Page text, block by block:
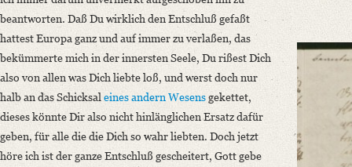
OAI Id: 335973167
Bibliography: Krisenjahre der Frühromantik. Briefe aus dem
97‒100.
Incipit: „[1] [Dresden 14. Januar 1810]
Mein geliebtester Bruder
Dein Brief enthält so viel melancholisches für mich, daß ich immer
Manuscript
Provider: Dresden, Sächsische Landesbibliothek - Staats- und
beantworten. Daß Du wirklich den Entschluß gefaßt
hattest Europa ganz und auf immer zu verlaßen, das
bekümmerte mich in der innersten Seele, Du rißest Dich
also von allen was Dich liebte loß, und werst doch nur
halb an das Schicksal eines andern Wesensgekettet,
dieses könnte Dir also nicht hinlänglichen Ersatz dafür
geben, für alle die die Dich so wahr liebten. Doch jetzt
höre ich ist der ganze Entschluß gescheitert, Gott gebe